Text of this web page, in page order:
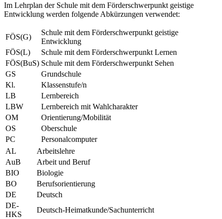
Im Lehrplan der Schule mit dem Förderschwerpunkt geistige
Entwicklung werden folgende Abkürzungen verwendet:
FÖS(G)
Schule mit dem Förderschwerpunkt geistige
Entwicklung
FÖS(L)
Schule mit dem Förderschwerpunkt Lernen
FÖS(BuS) Schule mit dem Förderschwerpunkt Sehen
GS
Grundschule
Kl.
Klassenstufe/n
LB
Lernbereich
LBW
Lernbereich mit Wahlcharakter
OM
Orientierung/Mobilität
OS
Oberschule
PC
Personalcomputer
AL
Arbeitslehre
AuB
Arbeit und Beruf
BIO
Biologie
BO
Berufsorientierung
DE
Deutsch
DE-
HKS
Deutsch-Heimatkunde/Sachunterricht